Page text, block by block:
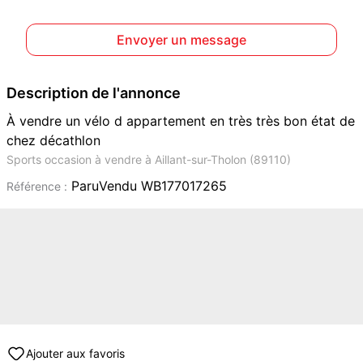
Envoyer un message
Description de l'annonce
À vendre un vélo d appartement en très très bon état de
chez décathlon
Sports occasion à vendre à Aillant-sur-Tholon (89110)
Référence : ParuVendu WB177017265
Ajouter aux favoris